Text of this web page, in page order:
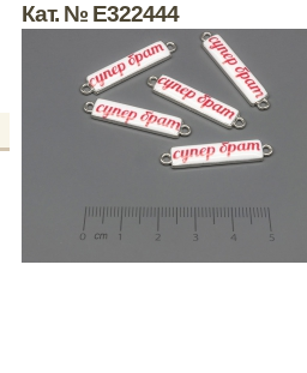
Кат. № E322444